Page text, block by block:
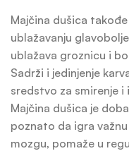
Majčina dušica
ublažavanju
ublažava groznicu i
Sadrži i jedinjenje
sredstvo za smirenje
Majčina dušica je
poznato da igra
mozgu, pomaže u